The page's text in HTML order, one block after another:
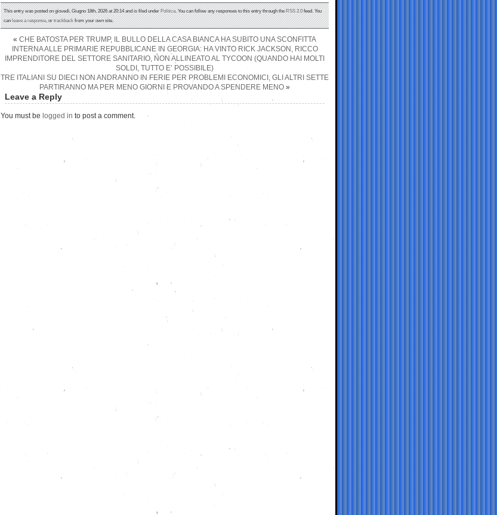
This entry was posted on giovedì, Giugno 18th, 2026 at 20:14 and is filed underPolitica. You can follow any responses to this entry through theRSS 2.0feed. You
canleave a response, ortrackbackfrom your own site.
« CHE BATOSTA PER TRUMP, IL BULLO DELLA CASA BIANCA HA SUBITO UNA SCONFITTA
INTERNA ALLE PRIMARIE REPUBBLICANE IN GEORGIA: HA VINTO RICK JACKSON, RICCO
IMPRENDITORE DEL SETTORE SANITARIO, NON ALLINEATO AL TYCOON (QUANDO HAI MOLTI
SOLDI, TUTTO E’ POSSIBILE)
TRE ITALIANI SU DIECI NON ANDRANNO IN FERIE PER PROBLEMI ECONOMICI, GLI ALTRI SETTE
PARTIRANNO MA PER MENO GIORNI E PROVANDO A SPENDERE MENO »
Leave a Reply
You must be logged in to post a comment.